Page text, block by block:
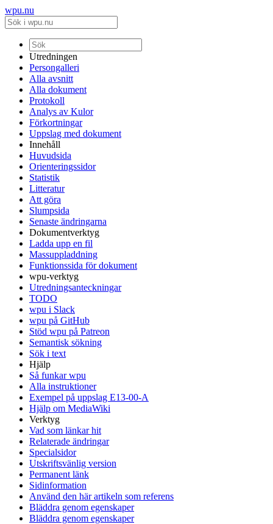
wpu.nu
Utredningen
Persongalleri
Alla avsnitt
Alla dokument
Protokoll
Analys av Kulor
Förkortningar
Uppslag med dokument
Innehåll
Huvudsida
Orienteringssidor
Statistik
Litteratur
Att göra
Slumpsida
Senaste ändringarna
Dokumentverktyg
Ladda upp en fil
Massuppladdning
Funktionssida för dokument
wpu-verktyg
Utredningsanteckningar
TODO
wpu i Slack
wpu på GitHub
Stöd wpu på Patreon
Semantisk sökning
Sök i text
Hjälp
Så funkar wpu
Alla instruktioner
Exempel på uppslag E13-00-A
Hjälp om MediaWiki
Verktyg
Vad som länkar hit
Relaterade ändringar
Specialsidor
Utskriftsvänlig version
Permanent länk
Sidinformation
Använd den här artikeln som referens
Bläddra genom egenskaper
Bläddra genom egenskaper